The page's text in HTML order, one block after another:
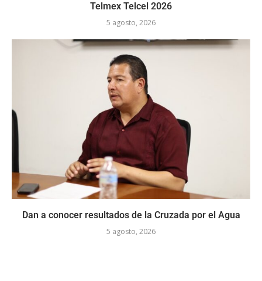
Telmex Telcel 2026
5 agosto, 2026
Dan a conocer resultados de la Cruzada por el Agua
5 agosto, 2026